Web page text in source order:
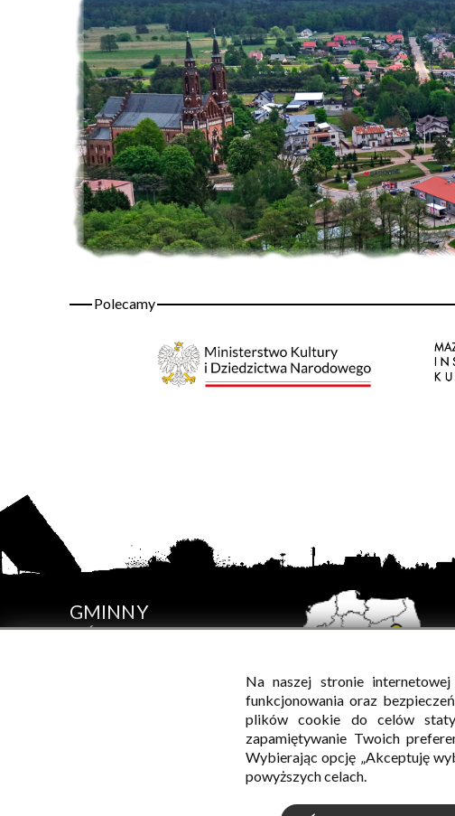
GMINNY
OŚRODEK
Na naszej stronie
funkcjonowania oraz
plików cookie do celów
zapamiętywanie Twoich
Wybierając opcję „Akceptuję
powyższych celach.